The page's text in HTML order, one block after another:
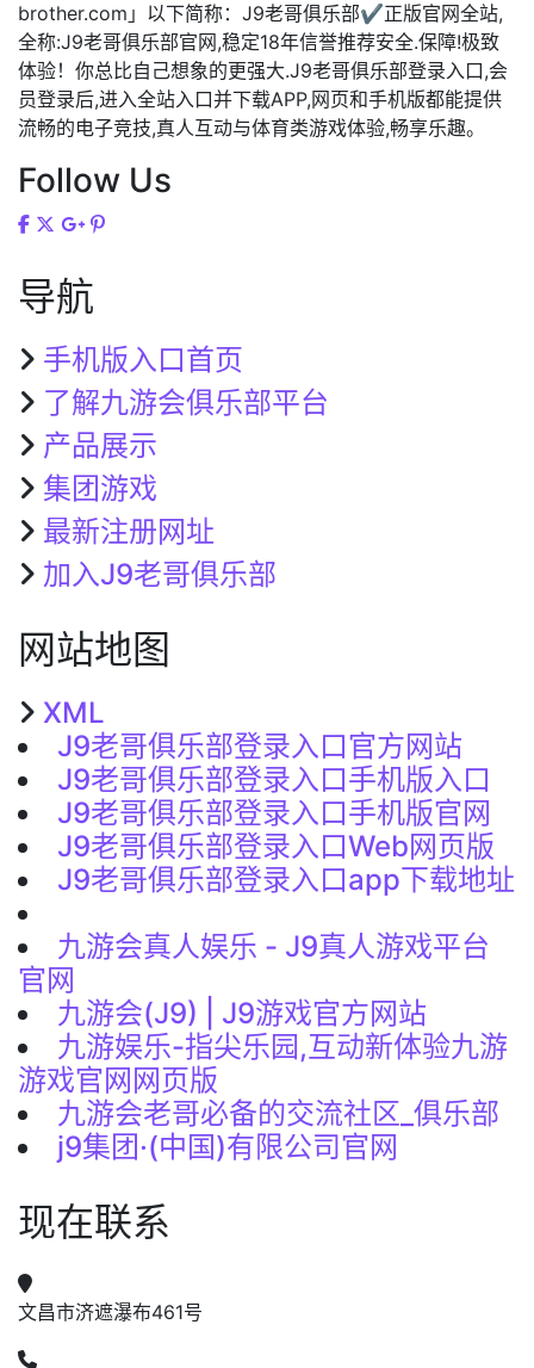
brother.com」以下简称：J9老哥俱乐部✔正版官网全站,
全称:J9老哥俱乐部官网,稳定18年信誉推荐安全.保障!极致
体验！你总比自己想象的更强大.J9老哥俱乐部登录入口,会
员登录后,进入全站入口并下载APP,网页和手机版都能提供
流畅的电子竞技,真人互动与体育类游戏体验,畅享乐趣。
Follow Us
导航
手机版入口首页
了解九游会俱乐部平台
产品展示
集团游戏
最新注册网址
加入J9老哥俱乐部
网站地图
XML
J9老哥俱乐部登录入口官方网站
J9老哥俱乐部登录入口手机版入口
J9老哥俱乐部登录入口手机版官网
J9老哥俱乐部登录入口Web网页版
J9老哥俱乐部登录入口app下载地址
九游会真人娱乐 - J9真人游戏平台
官网
九游会(J9) | J9游戏官方网站
九游娱乐-指尖乐园,互动新体验九游
游戏官网网页版
九游会老哥必备的交流社区_俱乐部
j9集团·(中国)有限公司官网
现在联系
文昌市济遮瀑布461号